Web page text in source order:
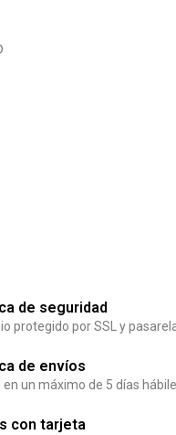
de seguridad
protegido por SSL y
de envíos
en un máximo de 5 días
con tarjeta